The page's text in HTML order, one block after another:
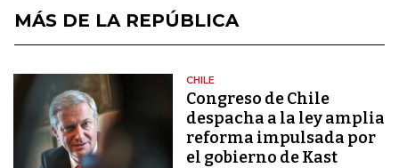
MÁS DE LA REPÚBLICA
CHILE
Congreso de Chile
despacha a la ley amplia
reforma impulsada por
el gobierno de Kast